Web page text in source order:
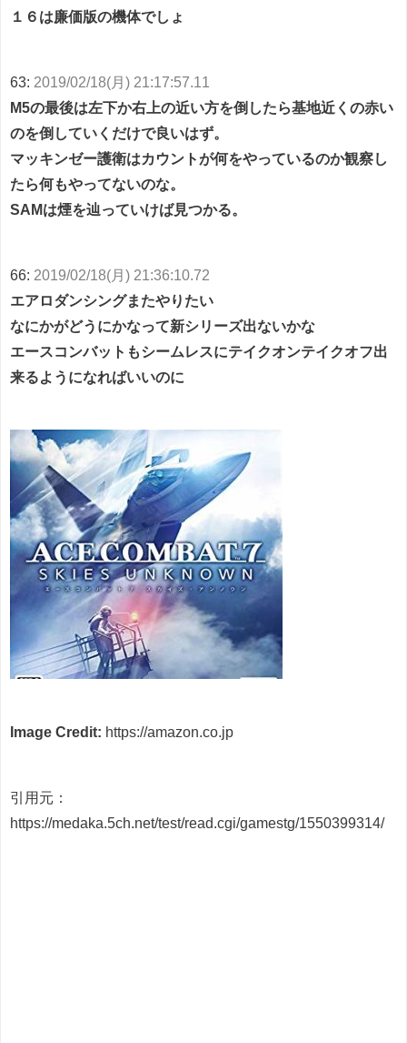
１６は廉価版の機体でしょ
63: 2019/02/18(月) 21:17:57.11
M5の最後は左下か右上の近い方を倒したら基地近くの赤い
のを倒していくだけで良いはず。
マッキンゼー護衛はカウントが何をやっているのか観察し
たら何もやってないのな。
SAMは煙を辿っていけば見つかる。
66: 2019/02/18(月) 21:36:10.72
エアロダンシングまたやりたい
なにかがどうにかなって新シリーズ出ないかな
エースコンバットもシームレスにテイクオンテイクオフ出
来るようになればいいのに
Image Credit: https://amazon.co.jp
引用元：
https://medaka.5ch.net/test/read.cgi/gamestg/1550399314/